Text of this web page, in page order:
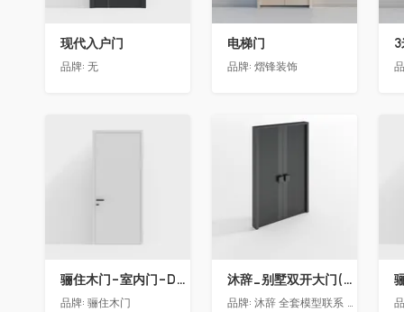
现代入户门
品牌: 无
电梯门
品牌: 熠锋装饰
骊住木门-室内门-DAA静音门-YY漆白色-方形把手
品牌: 骊住木门
沐辞_别墅双开大门(中型)(漏光加厚度)
品牌: 沐辞 全套模型联系 Vx:Muci0003